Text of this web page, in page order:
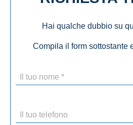
Hai qualche dubbio su
Compila il form sottostante